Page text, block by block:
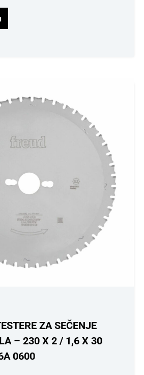
ZA SEČENJE
– 230 X 2 / 1,6 X 30
0600